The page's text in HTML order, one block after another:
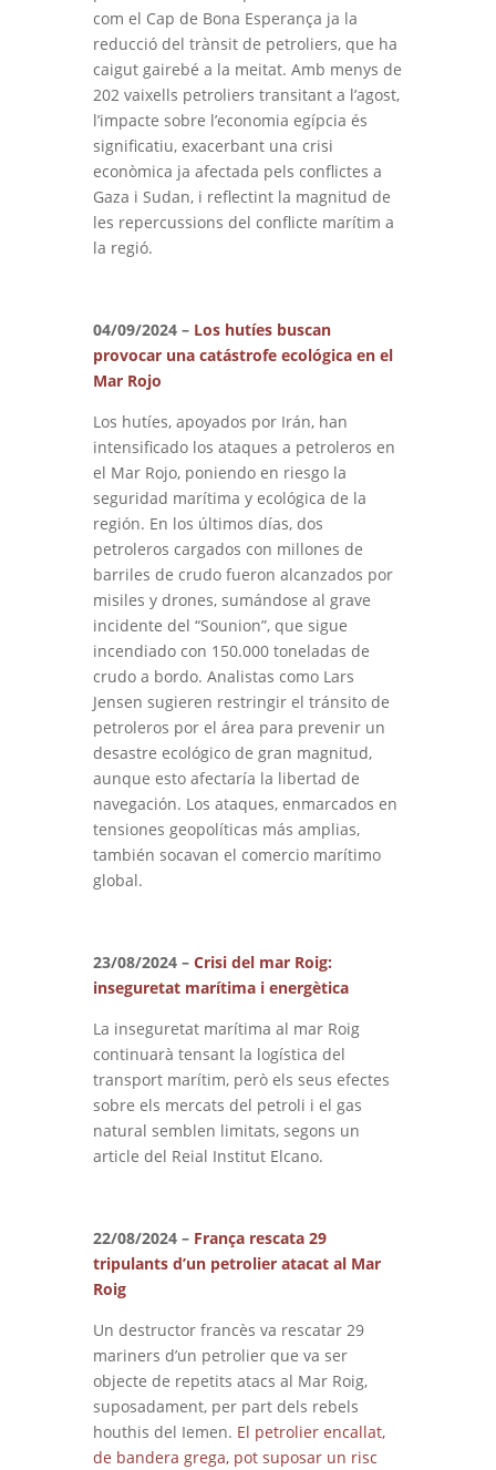
com el Cap de Bona Esperança ja la
reducció del trànsit de petroliers, que ha
caigut gairebé a la meitat. Amb menys de
202 vaixells petroliers transitant a l’agost,
l’impacte sobre l’economia egípcia és
significatiu, exacerbant una crisi
econòmica ja afectada pels conflictes a
Gaza i Sudan, i reflectint la magnitud de
les repercussions del conflicte marítim a
la regió.
04/09/2024 – Los hutíes buscan
provocar una catástrofe ecológica en el
Mar Rojo
Los hutíes, apoyados por Irán, han
intensificado los ataques a petroleros en
el Mar Rojo, poniendo en riesgo la
seguridad marítima y ecológica de la
región. En los últimos días, dos
petroleros cargados con millones de
barriles de crudo fueron alcanzados por
misiles y drones, sumándose al grave
incidente del “Sounion”, que sigue
incendiado con 150.000 toneladas de
crudo a bordo. Analistas como Lars
Jensen sugieren restringir el tránsito de
petroleros por el área para prevenir un
desastre ecológico de gran magnitud,
aunque esto afectaría la libertad de
navegación. Los ataques, enmarcados en
tensiones geopolíticas más amplias,
también socavan el comercio marítimo
global.
23/08/2024 – Crisi del mar Roig:
inseguretat marítima i energètica
La inseguretat marítima al mar Roig
continuarà tensant la logística del
transport marítim, però els seus efectes
sobre els mercats del petroli i el gas
natural semblen limitats, segons un
article del Reial Institut Elcano.
22/08/2024 – França rescata 29
tripulants d’un petrolier atacat al Mar
Roig
Un destructor francès va rescatar 29
mariners d’un petrolier que va ser
objecte de repetits atacs al Mar Roig,
suposadament, per part dels rebels
houthis del Iemen. El petrolier encallat,
de bandera grega, pot suposar un risc